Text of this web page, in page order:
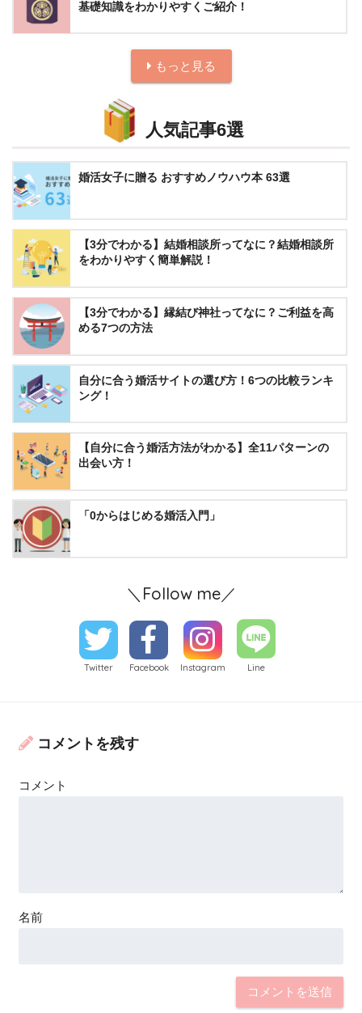
基礎知識をわかりやすくご紹介！
もっと見る
人気記事6選
婚活女子に贈る おすすめノウハウ本 63選
【3分でわかる】結婚相談所ってなに？結婚相談所
をわかりやすく簡単解説！
【3分でわかる】縁結び神社ってなに？ご利益を高
める7つの方法
自分に合う婚活サイトの選び方！6つの比較ランキ
ング！
【自分に合う婚活方法がわかる】全11パターンの
出会い方！
「0からはじめる婚活入門」
＼Follow me／
Twitter Facebook Instagram Line
コメントを残す
コメント
名前